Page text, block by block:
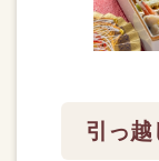
引っ越